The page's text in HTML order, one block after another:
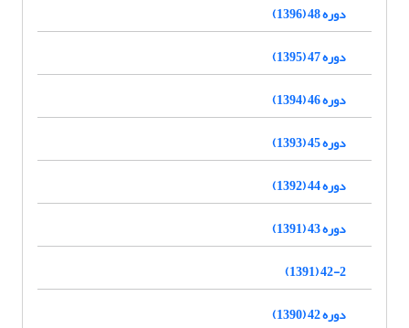
دوره 48 (1396)
دوره 47 (1395)
دوره 46 (1394)
دوره 45 (1393)
دوره 44 (1392)
دوره 43 (1391)
42-2 (1391)
دوره 42 (1390)